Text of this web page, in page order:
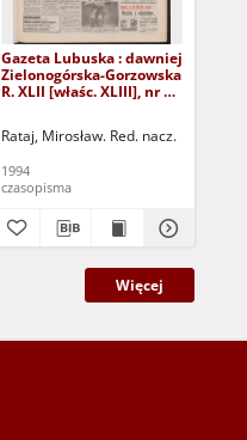
Gazeta Lubuska : dawniej
Zielonogórska-Gorzowska
R. XLII [właśc. XLIII], nr 8
Rataj, Mirosław. Red. nacz.
1994
czasopisma
Więcej